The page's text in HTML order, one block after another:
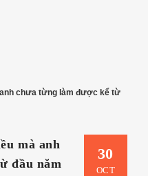
30
OCT
mà anh
đầu năm